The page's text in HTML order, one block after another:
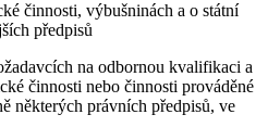
činnosti, výbušninách a o státní
předpisů
na odbornou kvalifikaci a
činnosti nebo činnosti prováděné
některých právních předpisů, ve